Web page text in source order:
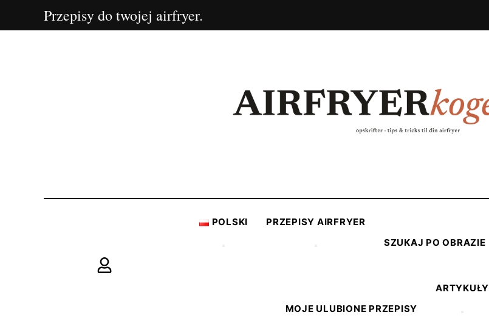
Przepisy do twojej airfryer.
POLSKI
PRZEPISY AIRFRYER
SZUKAJ PO OBRAZIE
MOJE ULUBIONE PRZEPISY
ARTYKUŁY